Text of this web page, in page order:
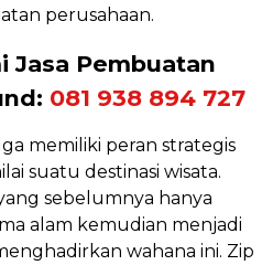
perusahaan.
Jasa Pembuatan
081 938 894 727
memiliki peran strategis
suatu destinasi wisata.
sebelumnya hanya
alam kemudian menjadi
wahana ini. Zip